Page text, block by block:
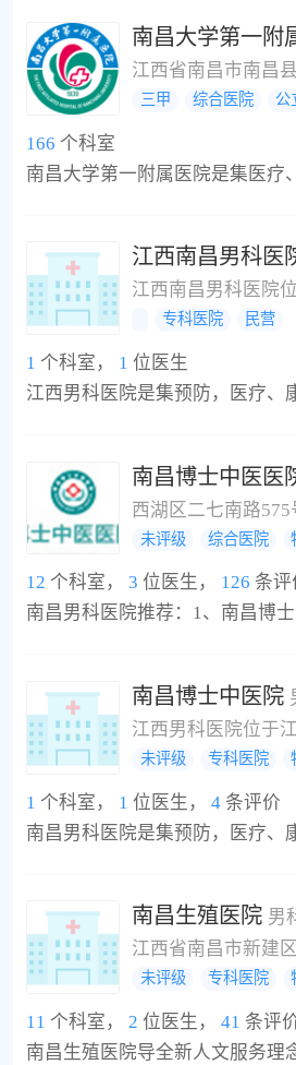
疾病治...
江西省南昌市南昌
三甲 综合医院 公
166 个科室
江西南昌男科医
江西南昌男科医院
专科医院 民营
1 个科室， 1 位医生
南昌博士中医医
西湖区二七南路575
未评级 综合医院
12 个科室， 3 位医生， 126 条评
南昌博士中医院
江西男科医院位于
未评级 专科医院
1 个科室， 1 位医生， 4条评价
南昌生殖医院 男
江西省南昌市新建
未评级 专科医院
11 个科室， 2 位医生， 41 条评